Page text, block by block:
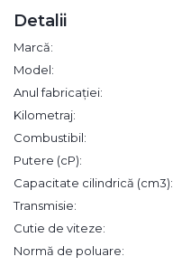
Detalii
Marcă:
Model:
Anul fabricației:
Kilometraj:
Combustibil:
Putere (cP):
Capacitate cilindrică (cm3):
Transmisie:
Cutie de viteze:
Normă de poluare: